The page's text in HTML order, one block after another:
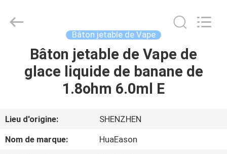
MAISON
PRODUITS
VIDÉOS
Vape
Fournisseur.
huaeason.com.
Bâton jetable de Vape
Bâton jetable de Vape de
glace liquide de banane de
1.8ohm 6.0ml E
Lieu d'origine:
SHENZHEN
Nom de marque:
HuaEason